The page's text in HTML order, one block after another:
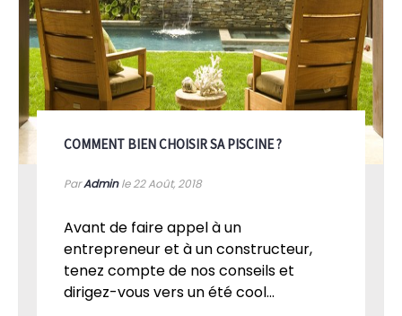
COMMENT BIEN CHOISIR SA PISCINE ?
ParAdminle 22Août, 2018
Avant de faire appel à un
entrepreneur et à un constructeur,
tenez compte de nos conseils et
dirigez-vous vers un été cool...